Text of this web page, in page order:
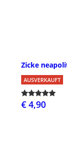
Zicke
AUSVERKAUFT
€ 4,90